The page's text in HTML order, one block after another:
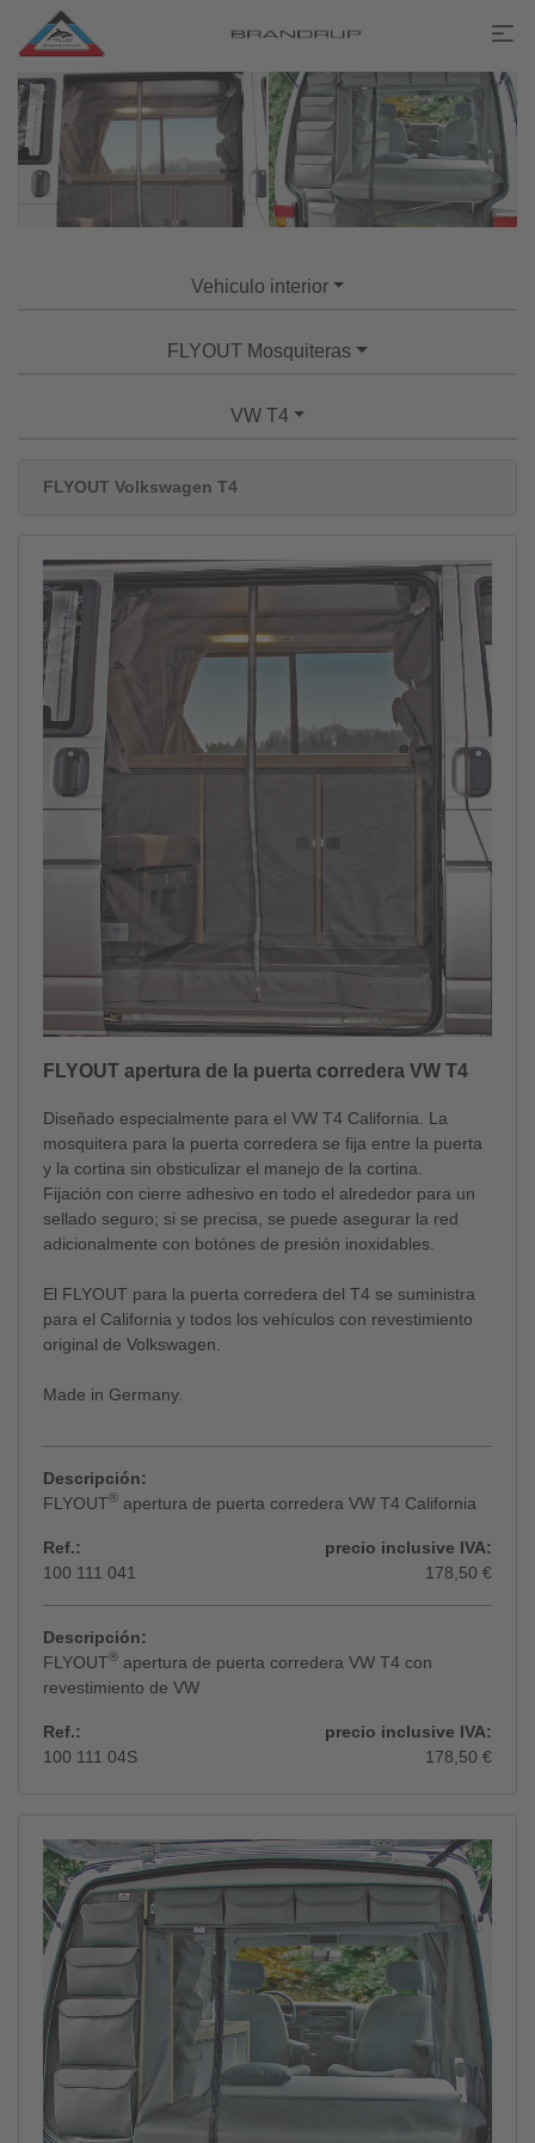
Vehiculo interior
FLYOUT Mosquiteras
VW T4
FLYOUT Volkswagen T4
FLYOUT apertura de la puerta corredera VW T4
Diseñado especialmente para el VW T4 California. La
mosquitera para la puerta corredera se fija entre la puerta
y la cortina sin obsticulizar el manejo de la cortina.
Fijación con cierre adhesivo en todo el alrededor para un
sellado seguro; si se precisa, se puede asegurar la red
adicionalmente con botónes de presión inoxidables.
El FLYOUT para la puerta corredera del T4 se suministra
para el California y todos los vehículos con revestimiento
original de Volkswagen.
Made in Germany.
Descripción:
FLYOUT® apertura de puerta corredera VW T4 California
Ref.:
100 111 041
precio inclusive IVA:
178,50 €
Descripción:
FLYOUT® apertura de puerta corredera VW T4 con
revestimiento de VW
Ref.:
100 111 04S
precio inclusive IVA:
178,50 €